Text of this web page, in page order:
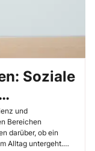
Soziale
und
Bereichen
darüber, ob ein
Alltag untergeht.